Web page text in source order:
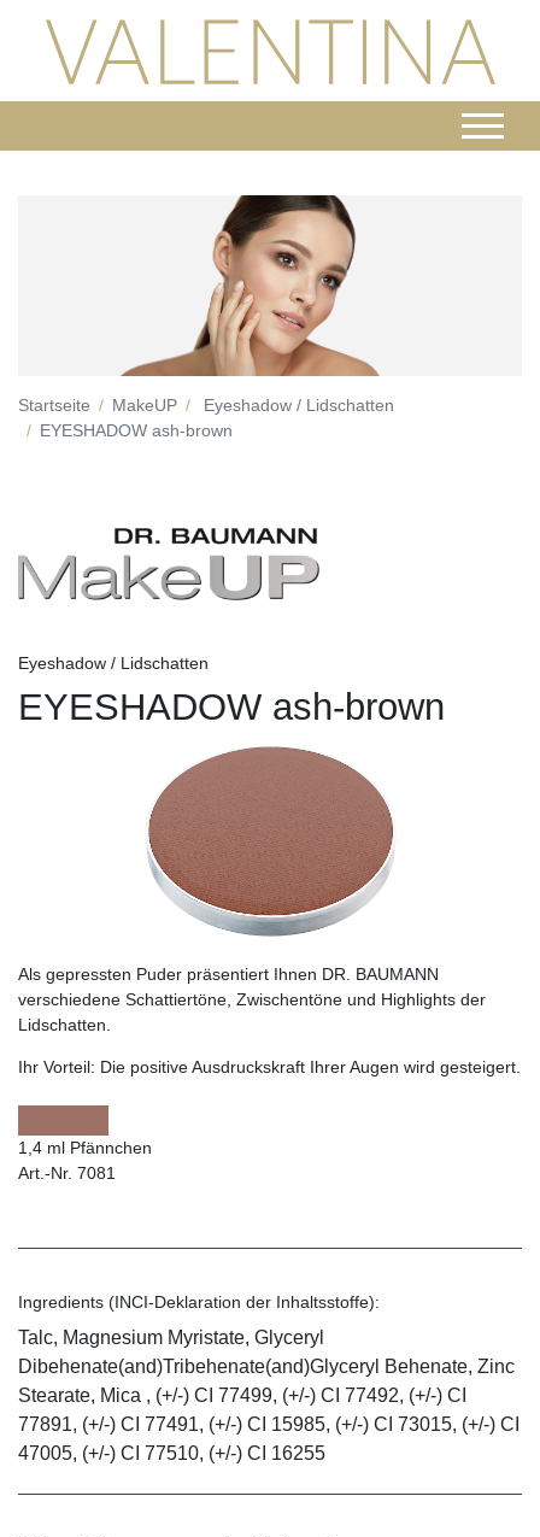
Startseite MakeUP
Eyeshadow / Lidschatten
EYESHADOW ash-brown
Eyeshadow / Lidschatten
EYESHADOW ash-brown
Als gepressten Puder präsentiert Ihnen DR. BAUMANN
verschiedene Schattiertöne, Zwischentöne und Highlights der
Lidschatten.
Ihr Vorteil: Die positive Ausdruckskraft Ihrer Augen wird gesteigert.
1,4 ml Pfännchen
Art.-Nr. 7081
Ingredients (INCI-Deklaration der Inhaltsstoffe):
Talc, Magnesium Myristate, Glyceryl
Dibehenate(and)Tribehenate(and)Glyceryl Behenate, Zinc
Stearate, Mica , (+/-) CI 77499, (+/-) CI 77492, (+/-) CI
77891, (+/-) CI 77491, (+/-) CI 15985, (+/-) CI 73015, (+/-) CI
47005, (+/-) CI 77510, (+/-) CI 16255